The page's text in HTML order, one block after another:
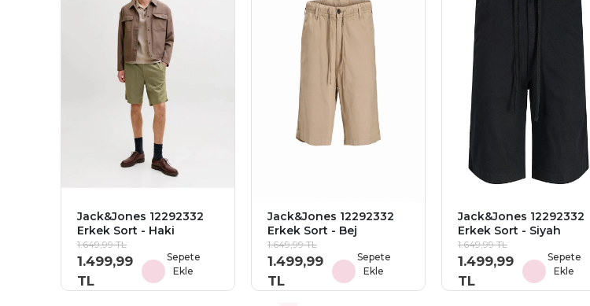
Jack&Jones 12292332
Erkek Sort - Haki
1.649,99 TL
1.499,99
TL
Sepete
Ekle
Jack&Jones 12292332
Erkek Sort - Bej
1.649,99 TL
1.499,99
TL
Sepete
Ekle
Jack&Jones 12292332
Erkek Sort - Siyah
1.649,99 TL
1.499,99
TL
Sepete
Ekle